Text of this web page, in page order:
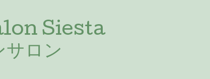
Siesta
サロン